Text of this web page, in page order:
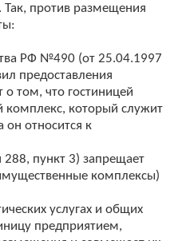
против размещения
РФ №490 (от 25.04.1997
предоставления
о том, что гостиницей
комплекс, который служит
он относится к
288, пункт 3) запрещает
комплексы)
услугах и общих
предприятием,